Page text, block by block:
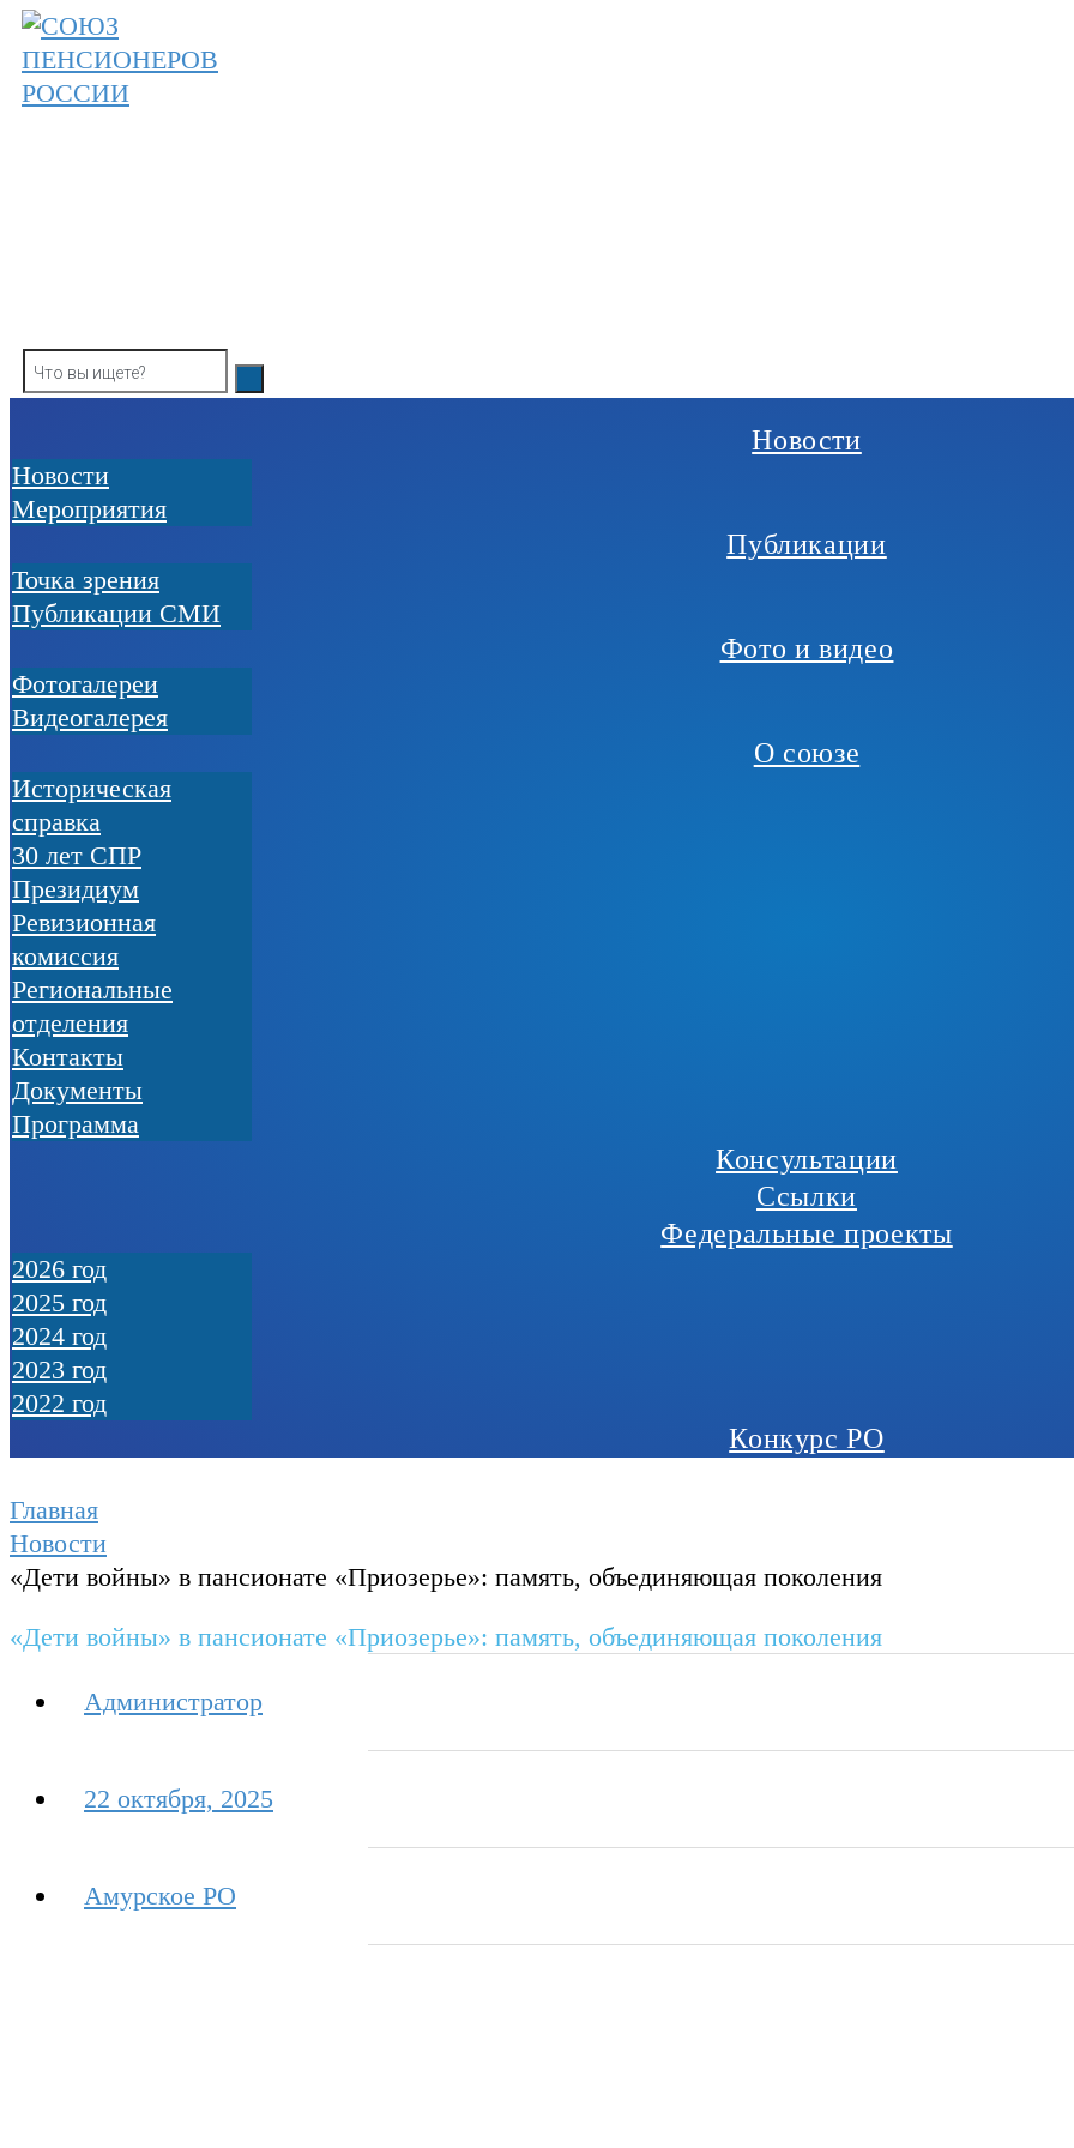
Skip
to
content
Новости
Новости
Мероприятия
Публикации
Точка зрения
Публикации СМИ
Фото и видео
Фотогалереи
Видеогалерея
О союзе
Историческая
справка
30 лет СПР
Президиум
Ревизионная
комиссия
Региональные
отделения
Контакты
Документы
Программа
Консультации
Ссылки
Федеральные проекты
2026 год
2025 год
2024 год
2023 год
2022 год
Конкурс РО
Главная
Новости
«Дети войны» в пансионате «Приозерье»: память, объединяющая поколения
«Дети войны» в пансионате «Приозерье»: память, объединяющая поколения
Администратор
22 октября, 2025
Амурское РО